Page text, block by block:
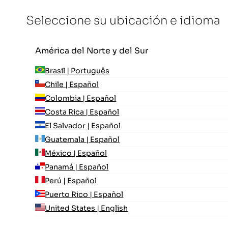
Seleccione su ubicación e idioma
América del Norte y del Sur
Brasil | Português
Chile | Español
Colombia | Español
Costa Rica | Español
El Salvador | Español
Guatemala | Español
México | Español
Panamá | Español
Perú | Español
Puerto Rico | Español
United States | English